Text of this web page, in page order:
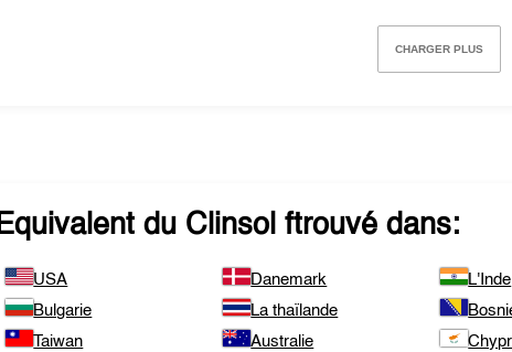
CHARGER PLUS
Equivalent du Clinsol ftrouvé dans:
USA Danemark L'Inde
Bulgarie
La thaïlande
Taiwan
Australie